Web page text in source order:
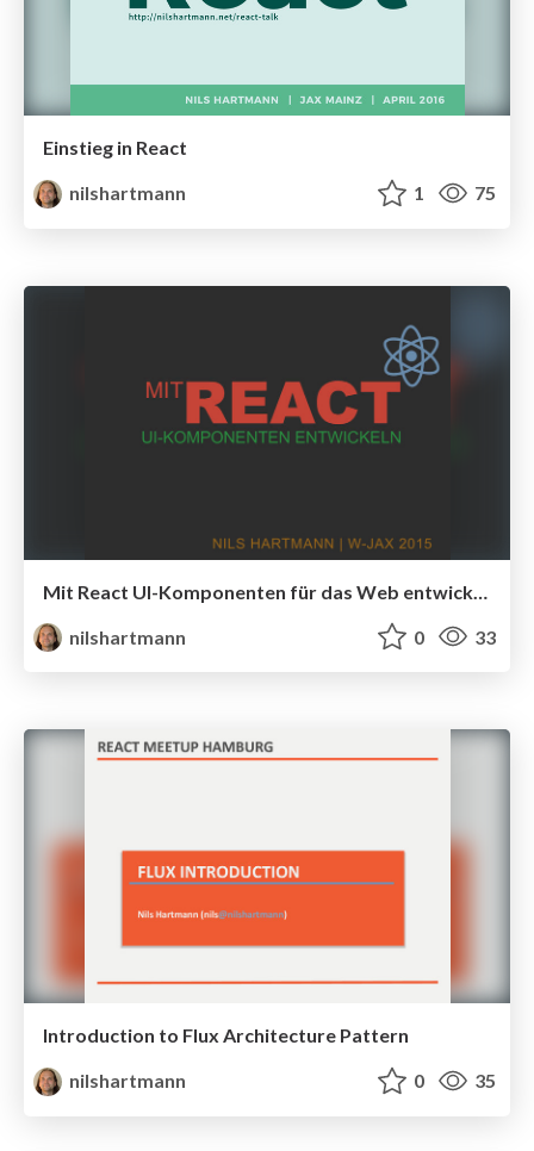
Einstieg in React
nilshartmann
1 75
nilshartmann
0 33
Introduction to Flux Architecture Pattern
nilshartmann
0 35